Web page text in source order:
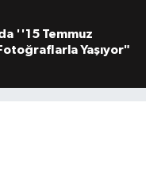
''15 Temmuz
Yaşıyor"